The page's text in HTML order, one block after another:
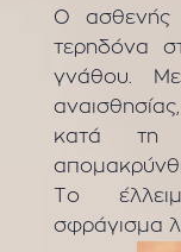
Ο ασθενής
τερηδόνα
γνάθου.
κατά τη
Το
σφράγισμα